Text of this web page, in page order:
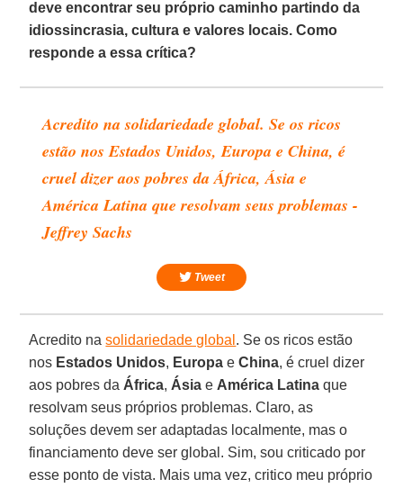
deve encontrar seu próprio caminho partindo da
idiossincrasia, cultura e valores locais. Como
responde a essa crítica?
Acredito na solidariedade global. Se os ricos
estão nos Estados Unidos, Europa e China, é
cruel dizer aos pobres da África, Ásia e
América Latina que resolvam seus problemas -
Jeffrey Sachs
Tweet
Acredito nasolidariedade global . Se os ricos estão
nos Estados Unidos, Europa eChina, é cruel dizer
aos pobres da África, Ásia e América Latina que
resolvam seus próprios problemas. Claro, as
soluções devem ser adaptadas localmente, mas o
financiamento deve ser global. Sim, sou criticado por
esse ponto de vista. Mais uma vez, critico meu próprio